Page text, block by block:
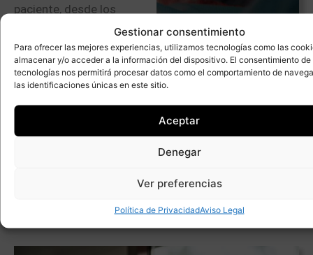
Gestionar consentimiento
Para ofrecer las mejores experiencias, utilizamos tecnologías como las
almacenar y/o acceder a la información del dispositivo. El consentimiento de
tecnologías nos permitirá procesar datos como el comportamiento de
las identificaciones únicas en este sitio.
Aceptar
Denegar
Ver preferencias
Política de PrivacidadAviso Legal
paciente, desde los
aspectos médicos hasta
los emocionales.
CONOCE AL DOCTOR